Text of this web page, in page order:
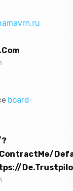
board-